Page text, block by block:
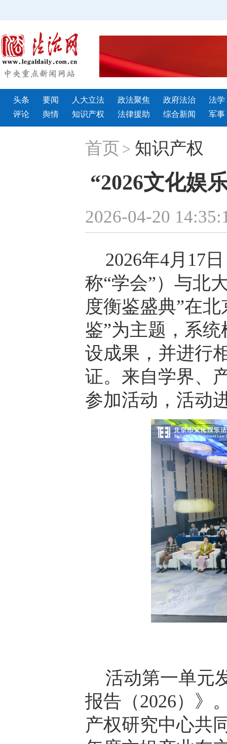
头条 要闻 人大立法 政法聚焦 政府法治
法学
评论
舆情 知识产权 法律援助 综合新闻 军事
首页 > 知识产权
“2026文化娱
2026-04-20
2026年4月17
称“学会”）与北
度衡鉴盛典”在
鉴”为主题，系
设成果，并进行
证。来自学界、
参加活动，活动
活动第一单元
报告（2026）》
产权研究中心共